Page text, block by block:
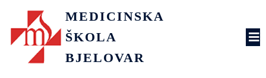
MEDICINSKA
ŠKOLA
BJELOVAR